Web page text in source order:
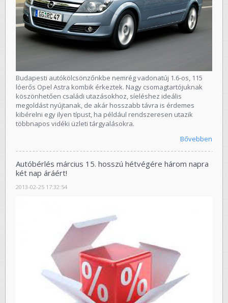
Budapesti autókölcsönzőnkbe nemrég vadonatúj 1.6-os, 115
lóerős Opel Astra kombik érkeztek. Nagy csomagtartójuknak
köszönhetően családi utazásokhoz, síeléshez ideális
megoldást nyújtanak, de akár hosszabb távra is érdemes
kibérelni egy ilyen típust, ha például rendszeresen utazik
többnapos vidéki üzleti tárgyalásokra.
Bővebben
Autóbérlés március 15. hosszú hétvégére három napra
két nap áráért!
2013-02-25 17:32:54